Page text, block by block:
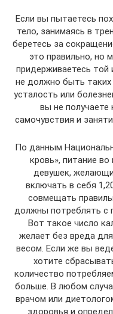
Если вы пытаетесь
тело, занимаясь в
беретесь за
это правильно, но
придерживаетесь той
не должно быть таких
усталость или
вы не
самочувствия и
По данным
кровь», питание
девушек,
включать в себя
совмещать
должны потреблять с
Вот такое число
желает без вреда
весом. Если же вы
хотите
количество
больше. В любом
врачом или
здоровья и